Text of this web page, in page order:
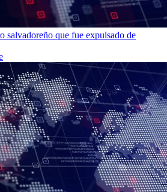
salvadoreño que fue expulsado de